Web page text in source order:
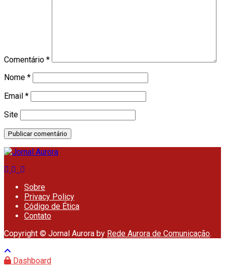
Comentário *
Nome *
Email *
Site
Sobre
Privacy Policy
Código de Ética
Contato
Copyright © Jornal Aurora by Rede Aurora de Comunicação.
Dashboard